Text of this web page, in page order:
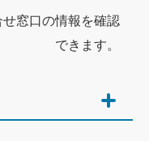
せ窓口の情報を確認
できます。